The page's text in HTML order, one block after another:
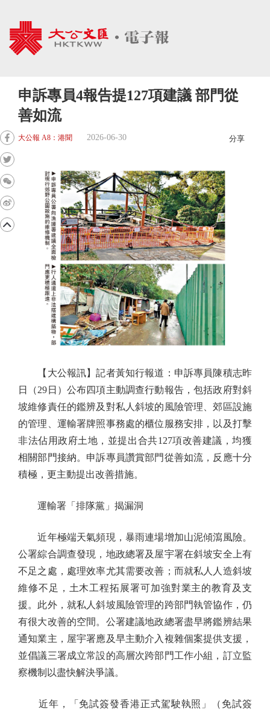
申訴專員4報告提127項建議 部門從
善如流
大公報 A8：港聞 2026-06-30 分享
【大公報訊】記者黃知行報道：申訴專員陳積志昨
日（29日）公布四項主動調查行動報告，包括政府對斜
坡維修責任的鑑辨及對私人斜坡的風險管理、郊區設施
的管理、運輸署牌照事務處的櫃位服務安排，以及打擊
非法佔用政府土地，並提出合共127項改善建議，均獲
相關部門接納。申訴專員讚賞部門從善如流，反應十分
積極，更主動提出改善措施。
運輸署「排隊黨」揭漏洞
近年極端天氣頻現，暴雨連場增加山泥傾瀉風險。
公署綜合調查發現，地政總署及屋宇署在斜坡安全上有
不足之處，處理效率尤其需要改善；而就私人人造斜坡
維修不足，土木工程拓展署可加強對業主的教育及支
援。此外，就私人斜坡風險管理的跨部門執管協作，仍
有很大改善的空間。公署建議地政總署盡早將鑑辨結果
通知業主，屋宇署應及早主動介入複雜個案提供支援，
並倡議三署成立常設的高層次跨部門工作小組，訂立監
察機制以盡快解決爭議。
近年，「免試簽發香港正式駕駛執照」（免試簽